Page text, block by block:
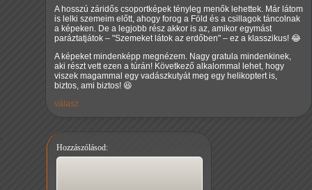
A hosszú záridős csoportképek tényleg menők lehettek. Már látom
is lelki szemeim előtt, ahogy forog a Föld és a csillagok táncolnak
a képeken. De a legjobb rész akkor is az, amikor egymást
paráztatjátok – "Szemeket látok az erdőben" – ez a klasszikus! 😂
A képeket mindenképp megnézem. Nagy gratula mindenkinek,
aki részt vett ezen a túrán! Következő alkalommal lehet, hogy
viszek magammal egy vadászkutyát meg egy helikoptert is,
biztos, ami biztos! 😆
válasz
Hozzászólásod: